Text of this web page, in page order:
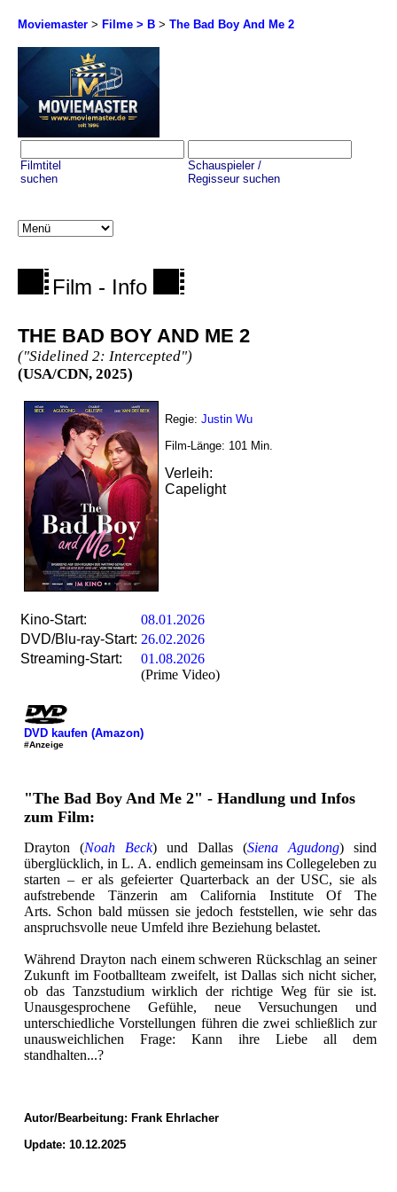
Moviemaster > Filme > B > The Bad Boy And Me 2
Filmtitel
suchen
Schauspieler /
Regisseur suchen
Film - Info
THE BAD BOY AND ME 2
("Sidelined 2: Intercepted")
(USA/CDN, 2025)
Regie: Justin Wu
Film-Länge: 101 Min.
Verleih:
Capelight
Kino-Start:
08.01.2026
DVD/Blu-ray-Start: 26.02.2026
Streaming-Start:
01.08.2026
(Prime Video)
DVD kaufen (Amazon)
#Anzeige
"The Bad Boy And Me 2" - Handlung und Infos
zum Film:
Drayton (Noah Beck) und Dallas (Siena Agudong) sind
überglücklich, in L. A. endlich gemeinsam ins Collegeleben zu
starten – er als gefeierter Quarterback an der USC, sie als
aufstrebende Tänzerin am California Institute Of The
Arts. Schon bald müssen sie jedoch feststellen, wie sehr das
anspruchsvolle neue Umfeld ihre Beziehung belastet.
Während Drayton nach einem schweren Rückschlag an seiner
Zukunft im Footballteam zweifelt, ist Dallas sich nicht sicher,
ob das Tanzstudium wirklich der richtige Weg für sie ist.
Unausgesprochene Gefühle, neue Versuchungen und
unterschiedliche Vorstellungen führen die zwei schließlich zur
unausweichlichen Frage: Kann ihre Liebe all dem
standhalten...?
Autor/Bearbeitung: Frank Ehrlacher
Update: 10.12.2025